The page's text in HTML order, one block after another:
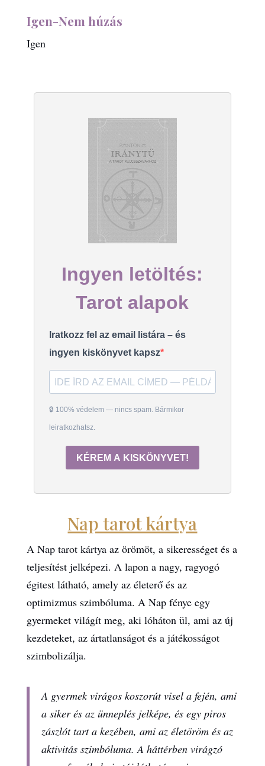
Igen-Nem húzás
Igen
Ingyen letöltés:
Tarot alapok
Iratkozz fel az email listára – és
ingyen kiskönyvet kapsz
🔒 100% védelem — nincs spam. Bármikor
leiratkozhatsz.
KÉREM A KISKÖNYVET!
Nap tarot kártya
A Nap tarot kártya az örömöt, a sikerességet és a
teljesítést jelképezi. A lapon a nagy, ragyogó
égitest látható, amely az életerő és az
optimizmus szimbóluma. A Nap fénye egy
gyermeket világít meg, aki lóháton ül, ami az új
kezdeteket, az ártatlanságot és a játékosságot
szimbolizálja.
A gyermek virágos koszorút visel a fején, ami
a siker és az ünneplés jelképe, és egy piros
zászlót tart a kezében, ami az életöröm és az
aktivitás szimbóluma. A háttérben virágzó